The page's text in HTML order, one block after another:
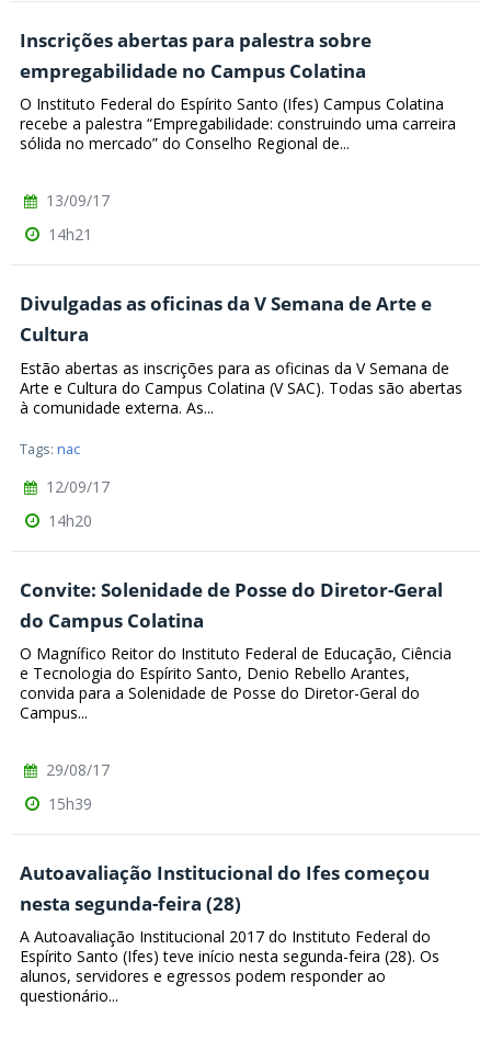
Inscrições abertas para palestra sobre
empregabilidade no Campus Colatina
O Instituto Federal do Espírito Santo (Ifes) Campus Colatina
recebe a palestra “Empregabilidade: construindo uma carreira
sólida no mercado” do Conselho Regional de...
13/09/17
14h21
Divulgadas as oficinas da V Semana de Arte e
Cultura
Estão abertas as inscrições para as oficinas da V Semana de
Arte e Cultura do Campus Colatina (V SAC). Todas são abertas
à comunidade externa. As...
Tags: nac
12/09/17
14h20
Convite: Solenidade de Posse do Diretor-Geral
do Campus Colatina
O Magnífico Reitor do Instituto Federal de Educação, Ciência
e Tecnologia do Espírito Santo, Denio Rebello Arantes,
convida para a Solenidade de Posse do Diretor-Geral do
Campus...
29/08/17
15h39
Autoavaliação Institucional do Ifes começou
nesta segunda-feira (28)
A Autoavaliação Institucional 2017 do Instituto Federal do
Espírito Santo (Ifes) teve início nesta segunda-feira (28). Os
alunos, servidores e egressos podem responder ao
questionário...